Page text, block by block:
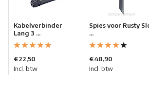
Kabelverbinder
Lang 3 ...
€22,50
Incl. btw
Spies voor Rusty
...
€48,90
Incl. btw